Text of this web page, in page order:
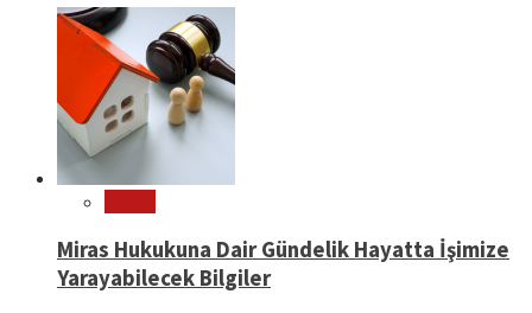
Miras Hukukuna Dair Gündelik Hayatta İşimize
Yarayabilecek Bilgiler